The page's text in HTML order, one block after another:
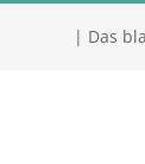
| Das